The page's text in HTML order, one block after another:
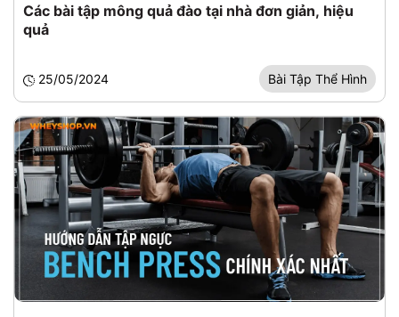
Các bài tập mông quả đào tại nhà đơn giản, hiệu
quả
25/05/2024 Bài Tập Thể Hình